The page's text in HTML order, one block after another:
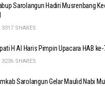
Sarolangun Hadiri Musrenbang
3317 SHARES
H Al Haris Pimpin Upacara HAB
3236 SHARES
Sarolangun Gelar Maulid Nabi